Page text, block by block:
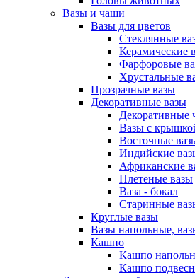
Вазы и чаши
Вазы для цветов
Стеклянные
Керамические
Фарфоровые
Хрустальные
Прозрачные вазы
Декоративные вазы
Декоративные
Вазы с
Восточные
Индийские
Африканские
Плетеные вазы
Ваза - бокал
Старинные
Круглые вазы
Вазы напольные,
Кашпо
Кашпо
Кашпо